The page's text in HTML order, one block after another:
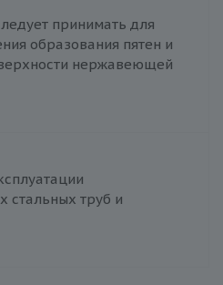
принимать для
образования пятен и
нержавеющей
стальных труб и